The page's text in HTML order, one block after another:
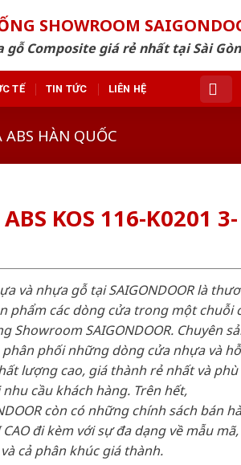
SHOWROOM
gỗ Composite giá rẻ nhất tại Sài
TẾ TIN TỨC LIÊN HỆ
HÀN QUỐC
KOS 116-K0201 3-
và nhựa gỗ tại SAIGONDOOR là
phẩm các dòng cửa trong một chuỗi
Showroom SAIGONDOOR. Chuyên
phân phối những dòng cửa nhựa và
lượng cao, giá thành rẻ nhất và
cầu khách hàng. Trên hết,
còn có những chính sách bán
CAO đi kèm với sự đa dạng về mẫu
cả phân khúc giá thành.